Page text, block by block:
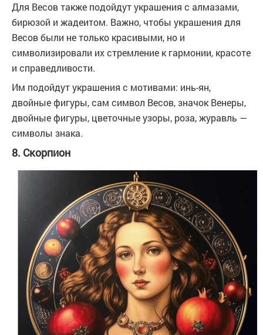
Для Весов также подойдут украшения с алмазами,
бирюзой и жадеитом. Важно, чтобы украшения для
Весов были не только красивыми, но и
символизировали их стремление к гармонии, красоте
и справедливости.
Им подойдут украшения с мотивами: инь-ян,
двойные фигуры, сам символ Весов, значок Венеры,
двойные фигуры, цветочные узоры, роза, журавль —
символы знака.
8. Скорпион